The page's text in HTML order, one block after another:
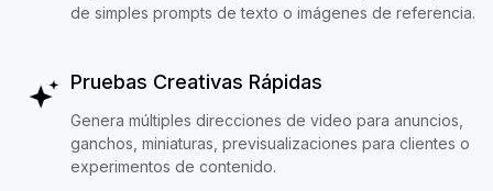
de simples prompts de texto o imágenes de referencia.
Pruebas Creativas Rápidas
Genera múltiples direcciones de video para anuncios,
ganchos, miniaturas, previsualizaciones para clientes o
experimentos de contenido.